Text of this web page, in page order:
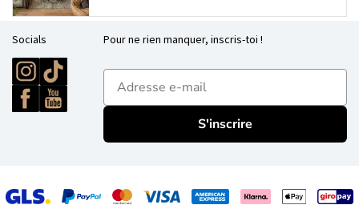
Socials Pour ne rien manquer, inscris-toi !
E-mailadres
S'inscrire